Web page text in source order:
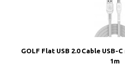
GOLF Flat USB 2.0 Cable USB-
1m